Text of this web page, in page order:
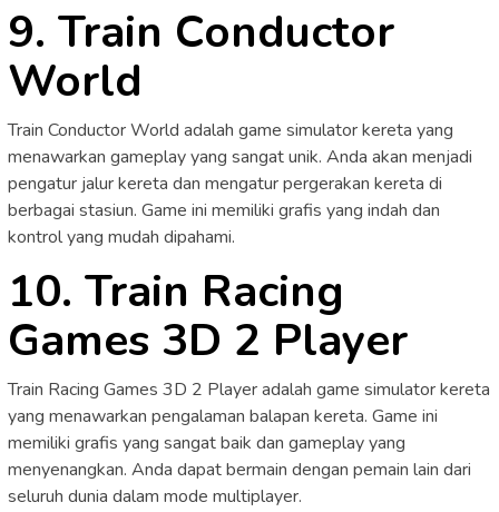
9. Train Conductor
World
Train Conductor World adalah game simulator kereta yang
menawarkan gameplay yang sangat unik. Anda akan menjadi
pengatur jalur kereta dan mengatur pergerakan kereta di
berbagai stasiun. Game ini memiliki grafis yang indah dan
kontrol yang mudah dipahami.
10. Train Racing
Games 3D 2 Player
Train Racing Games 3D 2 Player adalah game simulator kereta
yang menawarkan pengalaman balapan kereta. Game ini
memiliki grafis yang sangat baik dan gameplay yang
menyenangkan. Anda dapat bermain dengan pemain lain dari
seluruh dunia dalam mode multiplayer.